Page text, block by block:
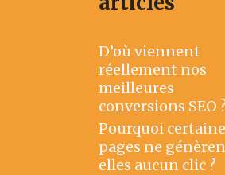
D’où viennent
réellement nos
meilleures
conversions SEO
Pourquoi
pages ne
elles aucun clic ?